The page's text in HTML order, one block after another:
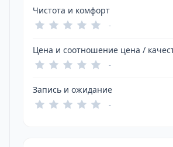
Чистота и комфорт
-
Цена и соотношение цена /
-
Запись и ожидание
-